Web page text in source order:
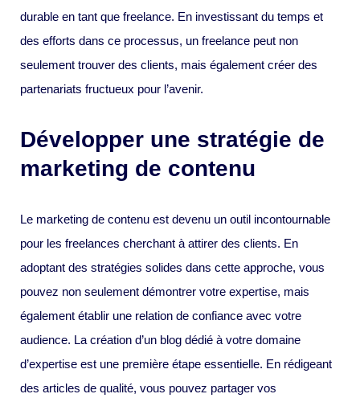
durable en tant que freelance. En investissant du temps et
des efforts dans ce processus, un freelance peut non
seulement trouver des clients, mais également créer des
partenariats fructueux pour l’avenir.
Développer une stratégie de
marketing de contenu
Le marketing de contenu est devenu un outil incontournable
pour les freelances cherchant à attirer des clients. En
adoptant des stratégies solides dans cette approche, vous
pouvez non seulement démontrer votre expertise, mais
également établir une relation de confiance avec votre
audience. La création d’un blog dédié à votre domaine
d’expertise est une première étape essentielle. En rédigeant
des articles de qualité, vous pouvez partager vos